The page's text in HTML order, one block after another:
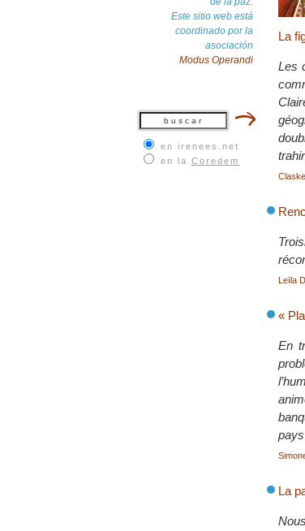
Este sitio web está
coordinado por la
asociación
Modus Operandi
en irenees.net
en la Coredem
La
Les
Leïla
«
En
La